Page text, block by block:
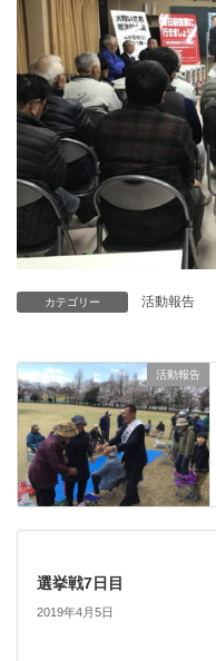
カテゴリー 活動報告
活動報告
選挙戦7日目
2019年4月5日